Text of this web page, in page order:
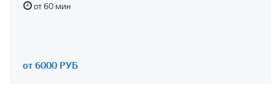
от 60 мин
от 6000 РУБ